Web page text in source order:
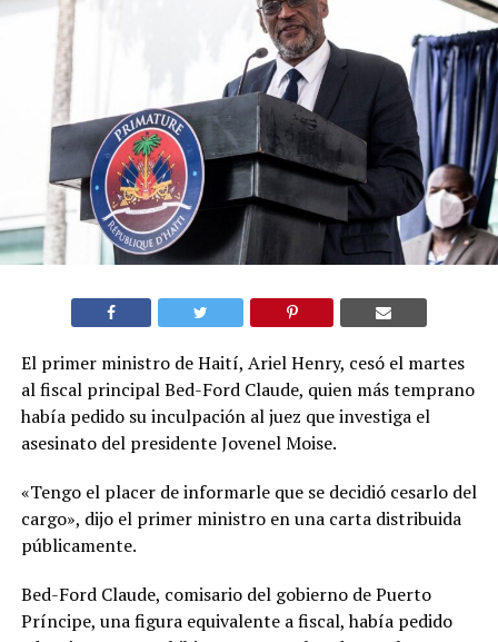
El primer ministro de Haití, Ariel Henry, cesó el martes
al fiscal principal Bed-Ford Claude, quien más temprano
había pedido su inculpación al juez que investiga el
asesinato del presidente Jovenel Moise.
«Tengo el placer de informarle que se decidió cesarlo del
cargo», dijo el primer ministro en una carta distribuida
públicamente.
Bed-Ford Claude, comisario del gobierno de Puerto
Príncipe, una figura equivalente a fiscal, había pedido